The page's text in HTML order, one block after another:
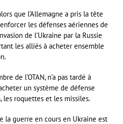
que l’Allemagne a pris la tête
les défenses aériennes de
de l’Ukraine par la Russie
les alliés à acheter ensemble
de l’OTAN, n’a pas tardé à
un système de défense
les roquettes et les missiles.
la guerre en cours en Ukraine est